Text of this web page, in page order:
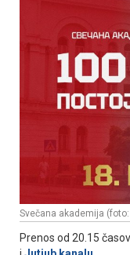
Svečana akademija (foto:
Prenos od 20.15